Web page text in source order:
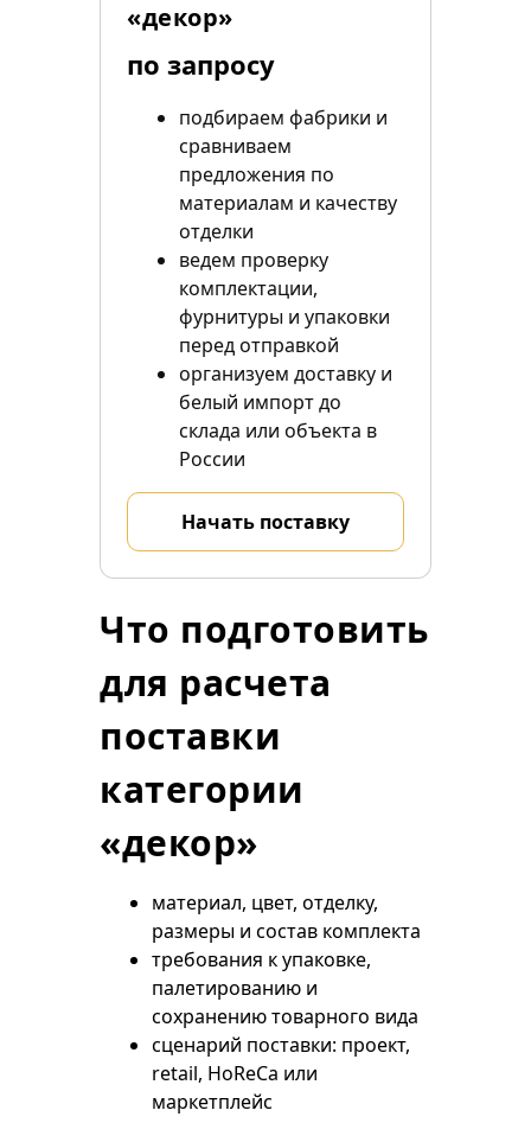
«декор»
по запросу
подбираем фабрики и
сравниваем
предложения по
материалам и качеству
отделки
ведем проверку
комплектации,
фурнитуры и упаковки
перед отправкой
организуем доставку и
белый импорт до
склада или объекта в
России
Начать поставку
Что подготовить
для расчета
поставки
категории
«декор»
материал, цвет, отделку,
размеры и состав комплекта
требования к упаковке,
палетированию и
сохранению товарного вида
сценарий поставки: проект,
retail, HoReCa или
маркетплейс